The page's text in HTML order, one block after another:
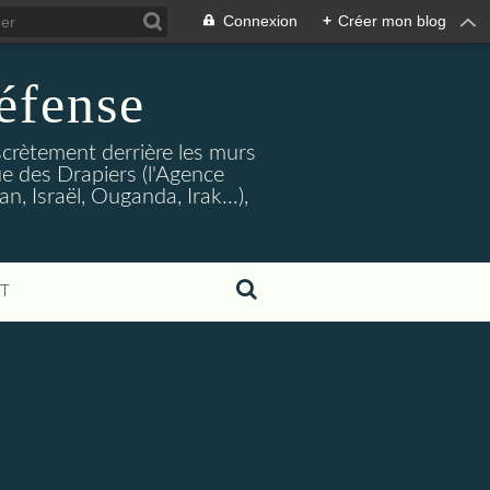
Connexion + Créer mon blog
derrière les murs
des Drapiers (l'Agence
Israël, Ouganda, Irak...),